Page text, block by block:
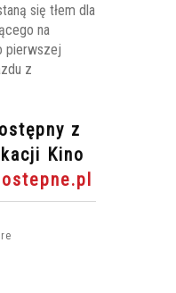
się tłem dla
na
pierwszej
z
z
Kino